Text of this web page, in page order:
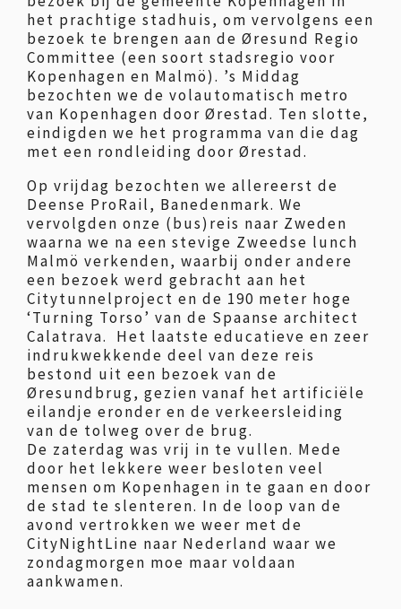
het prachtige stadhuis, om vervolgens een
bezoek te brengen aan de Øresund Regio
Committee (een soort stadsregio voor
Kopenhagen en Malmö). ’s Middag
bezochten we de volautomatisch metro
van Kopenhagen door Ørestad. Ten slotte,
eindigden we het programma van die dag
met een rondleiding door Ørestad.
Op vrijdag bezochten we allereerst de
Deense ProRail, Banedenmark. We
vervolgden onze (bus)reis naar Zweden
waarna we na een stevige Zweedse lunch
Malmö verkenden, waarbij onder andere
een bezoek werd gebracht aan het
Citytunnelproject en de 190 meter hoge
‘Turning Torso’ van de Spaanse architect
Calatrava. Het laatste educatieve en zeer
indrukwekkende deel van deze reis
bestond uit een bezoek van de
Øresundbrug, gezien vanaf het artificiële
eilandje eronder en de verkeersleiding
van de tolweg over de brug.
De zaterdag was vrij in te vullen. Mede
door het lekkere weer besloten veel
mensen om Kopenhagen in te gaan en door
de stad te slenteren. In de loop van de
avond vertrokken we weer met de
CityNightLine naar Nederland waar we
zondagmorgen moe maar voldaan
aankwamen.